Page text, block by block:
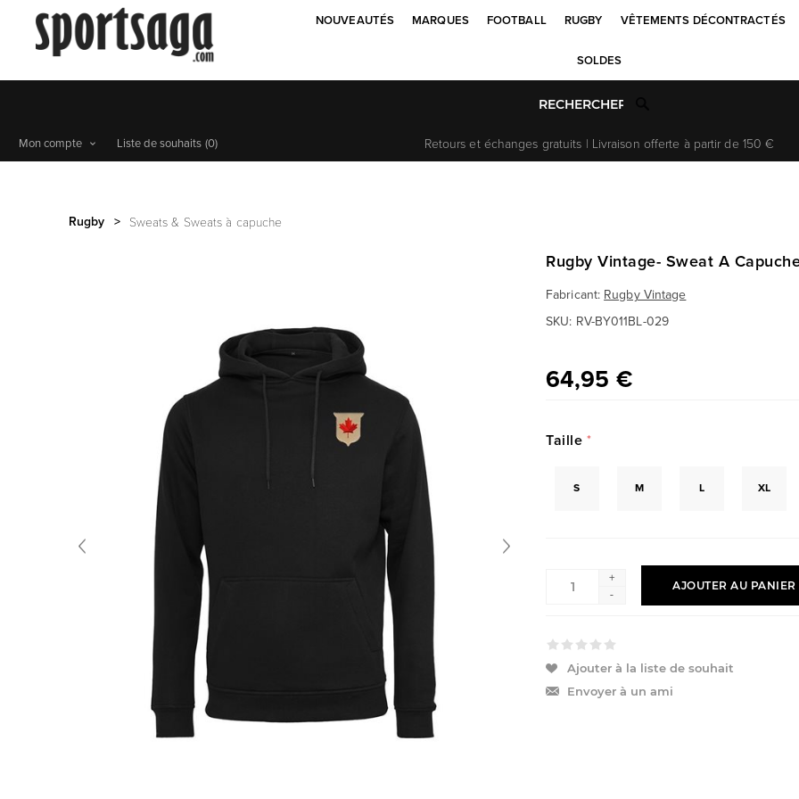
NOUVEAUTÉS MARQUES FOOTBALL RUGBY VÊTEMENTS DÉCONTRACTÉS
SOLDES
Retours et échanges gratuits | Livraison offerte à partir de 150 €
Mon compte Liste de souhaits (0)
Rugby > Sweats & Sweats à capuche
Rugby Vintage- Sweat A
Fabricant: Rugby Vintage
SKU: RV-BY011BL-029
64,95 €
Taille *
S M L XL
+
-
AJOUTER AU PANIER
Ajouter à la liste de souhait
Envoyer à un ami